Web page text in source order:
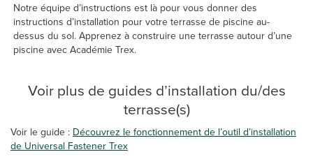
Notre équipe d’instructions est là pour vous donner des
instructions d’installation pour votre terrasse de piscine au-
dessus du sol. Apprenez à construire une terrasse autour d’une
piscine avec Académie Trex.
Voir plus de guides d’installation du/des
terrasse(s)
Voir le guide :Découvrez le fonctionnement de l’outil d’installation
de Universal Fastener Trex